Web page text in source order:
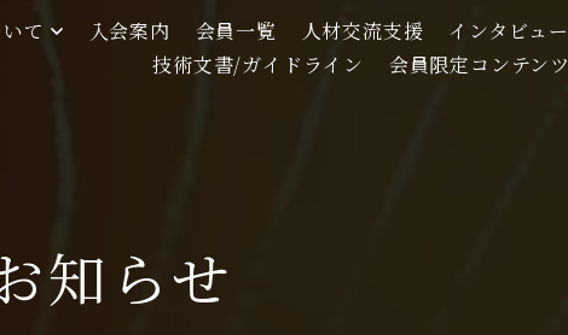
て 入会案内 会員一覧 人材交流支援 インタビュー
技術文書/ガイドライン
会員限定コンテンツ
知らせ